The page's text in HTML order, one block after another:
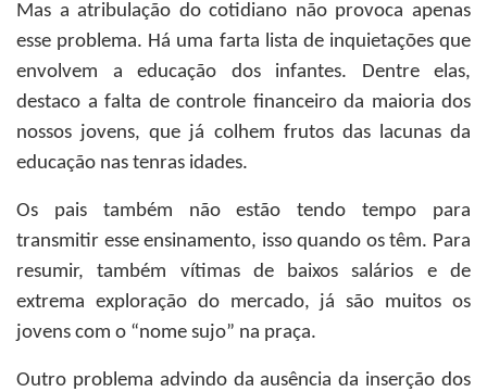
Mas a atribulação do cotidiano não provoca apenas
esse problema. Há uma farta lista de inquietações que
envolvem a educação dos infantes. Dentre elas,
destaco a falta de controle financeiro da maioria dos
nossos jovens, que já colhem frutos das lacunas da
educação nas tenras idades.
Os pais também não estão tendo tempo para
transmitir esse ensinamento, isso quando os têm. Para
resumir, também vítimas de baixos salários e de
extrema exploração do mercado, já são muitos os
jovens com o “nome sujo” na praça.
Outro problema advindo da ausência da inserção dos